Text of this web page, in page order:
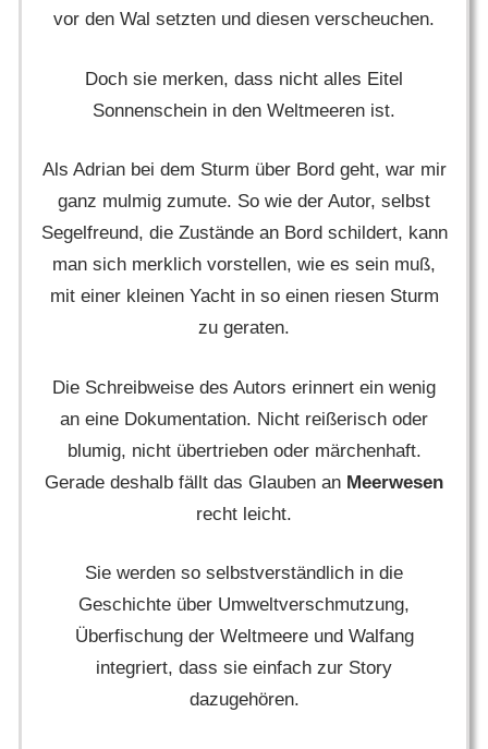
vor den Wal setzten und diesen verscheuchen.
Doch sie merken, dass nicht alles Eitel
Sonnenschein in den Weltmeeren ist.
Als Adrian bei dem Sturm über Bord geht, war mir
ganz mulmig zumute. So wie der Autor, selbst
Segelfreund, die Zustände an Bord schildert, kann
man sich merklich vorstellen, wie es sein muß,
mit einer kleinen Yacht in so einen riesen Sturm
zu geraten.
Die Schreibweise des Autors erinnert ein wenig
an eine Dokumentation. Nicht reißerisch oder
blumig, nicht übertrieben oder märchenhaft.
Gerade deshalb fällt das Glauben an Meerwesen
recht leicht.
Sie werden so selbstverständlich in die
Geschichte über Umweltverschmutzung,
Überfischung der Weltmeere und Walfang
integriert, dass sie einfach zur Story
dazugehören.